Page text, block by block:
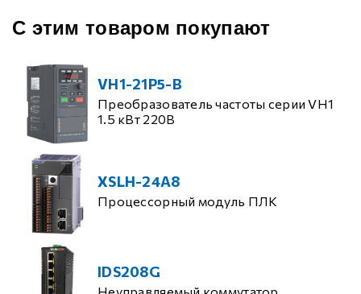
С этим товаром покупают
VH1-21P5-B
Преобразователь частоты серии VH1
1.5 кВт 220В
XSLH-24A8
Процессорный модуль ПЛК
IDS208G